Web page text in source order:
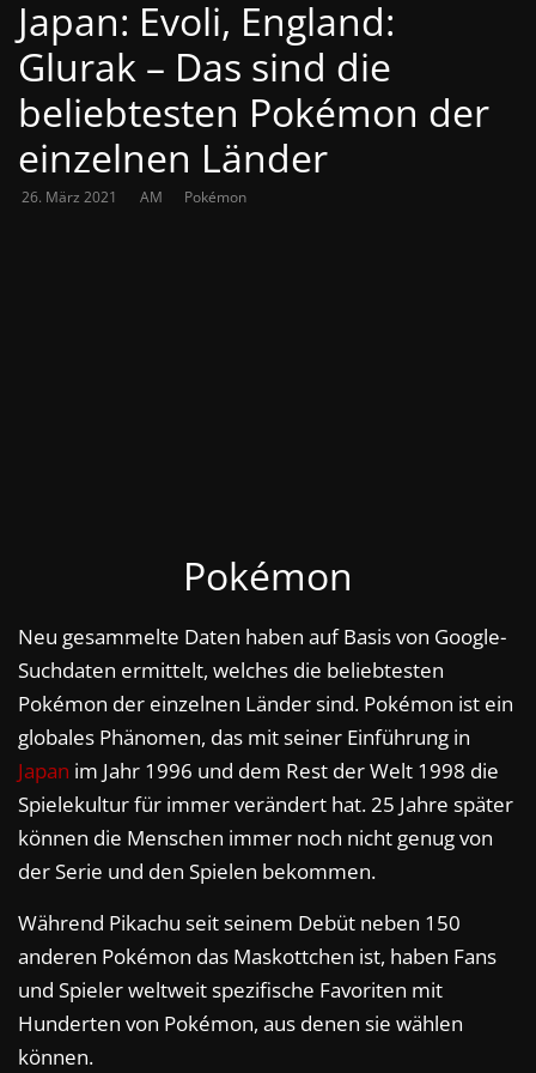
Japan: Evoli, England:
Glurak – Das sind die
beliebtesten Pokémon der
einzelnen Länder
26. März 2021 AM Pokémon
Pokémon
Neu gesammelte Daten haben auf Basis von Google-
Suchdaten ermittelt, welches die beliebtesten
Pokémon der einzelnen Länder sind. Pokémon ist ein
globales Phänomen, das mit seiner Einführung in
Japan im Jahr 1996 und dem Rest der Welt 1998 die
Spielekultur für immer verändert hat. 25 Jahre später
können die Menschen immer noch nicht genug von
der Serie und den Spielen bekommen.
Während Pikachu seit seinem Debüt neben 150
anderen Pokémon das Maskottchen ist, haben Fans
und Spieler weltweit spezifische Favoriten mit
Hunderten von Pokémon, aus denen sie wählen
können.